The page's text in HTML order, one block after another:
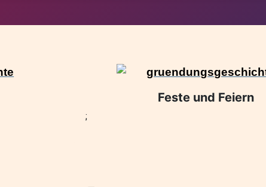
Feste und Feiern
;